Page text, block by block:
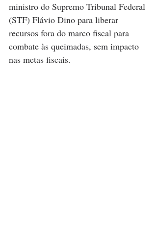
ministro do Supremo Tribunal Federal
(STF) Flávio Dino para liberar
recursos fora do marco fiscal para
combate às queimadas, sem impacto
nas metas fiscais.